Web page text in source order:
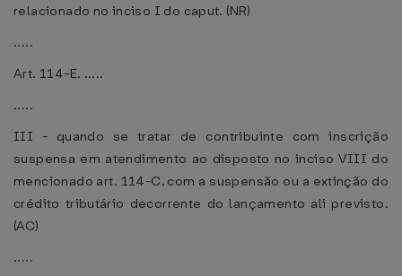
relacionado no inciso I do caput. (NR)
.....
Art. 114-E. .....
.....
III - quando se tratar de contribuinte com inscrição
suspensa em atendimento ao disposto no inciso VIII do
mencionado art. 114-C, com a suspensão ou a extinção do
crédito tributário decorrente do lançamento ali previsto.
(AC)
.....